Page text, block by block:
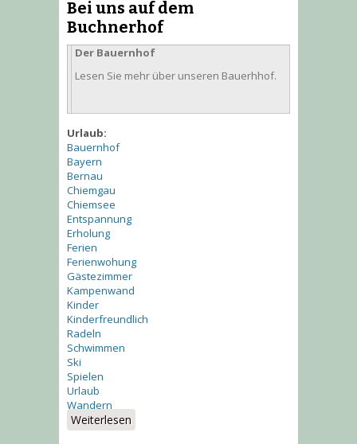
Bei uns auf dem
Buchnerhof
Der Bauernhof
Lesen Sie mehr über unseren Bauerhhof.
Urlaub:
Bauernhof
Bayern
Bernau
Chiemgau
Chiemsee
Entspannung
Erholung
Ferien
Ferienwohung
Gästezimmer
Kampenwand
Kinder
Kinderfreundlich
Radeln
Schwimmen
Ski
Spielen
Urlaub
Wandern
Weiterlesen
Buchnerhof